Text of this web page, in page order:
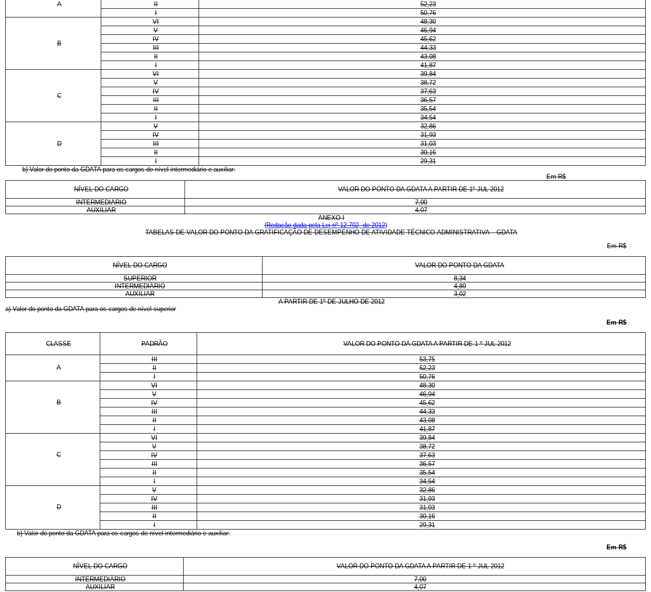
A
II
52,23
I
50,76
B
VI
48,30
V
46,94
IV
45,62
III
44,33
II
43,08
I
41,87
C
VI
39,84
V
38,72
IV
37,63
III
36,57
II
35,54
I
34,54
D
V
32,86
IV
31,93
III
31,03
II
30,16
I
29,31
b) Valor do ponto da GDATA para os cargos de nível intermediário e auxiliar:
Em R$
NÍVEL DO CARGO
VALOR DO PONTO DA GDATA A PARTIR DE 1º JUL 2012
INTERMEDIÁRIO
7,00
AUXILIAR
4,07
ANEXO I
(Redação dada pela Lei nº 12.702, de 2012)
TABELAS DE VALOR DO PONTO DA GRATIFICAÇÃO DE DESEMPENHO DE ATIVIDADE TÉCNICO-ADMINISTRATIVA – GDATA
Em R$
NÍVEL DO CARGO
VALOR DO PONTO DA GDATA
SUPERIOR
8,34
INTERMEDIÁRIO
4,89
AUXILIAR
3,02
A PARTIR DE 1ºDE JULHO DE 2012
a) Valor do ponto da GDATA para os cargos de nível superior
Em R$
CLASSE PADRÃO VALOR DO PONTO DA GDATA A PARTIR DE 1 ºJUL 2012
III
53,75
A
II
52,23
I
50,76
VI
48,30
V
46,94
B
IV
45,62
III
44,33
II
43,08
I
41,87
VI
39,84
V
38,72
C
IV
37,63
III
36,57
II
35,54
I
34,54
V
32,86
IV
31,93
D
III
31,03
II
30,16
I
29,31
b) Valor do ponto da GDATA para os cargos de nível intermediário e auxiliar:
Em R$
NÍVEL DO CARGO VALOR DO PONTO DA GDATA A PARTIR DE 1 ºJUL 2012
INTERMEDIÁRIO
7,00
AUXILIAR
4,07